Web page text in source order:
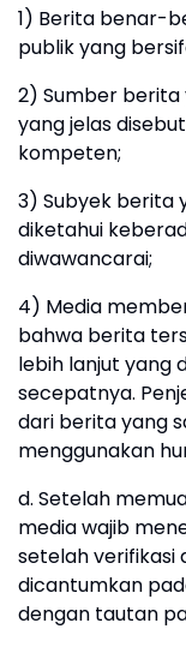
1) Berita benar-
publik yang
2) Sumber
yang jelas
kompeten;
3) Subyek berita
diketahui
diwawancarai;
4) Media
bahwa berita
lebih lanjut yang
secepatnya.
dari berita yang
menggunakan
d. Setelah
media wajib
setelah verifikasi
dicantumkan
dengan tautan